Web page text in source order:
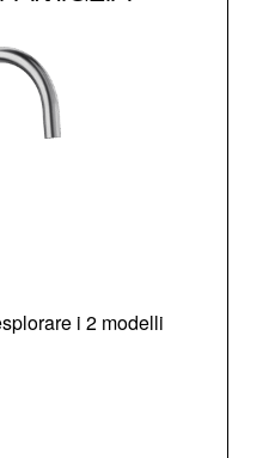
i 2 modelli